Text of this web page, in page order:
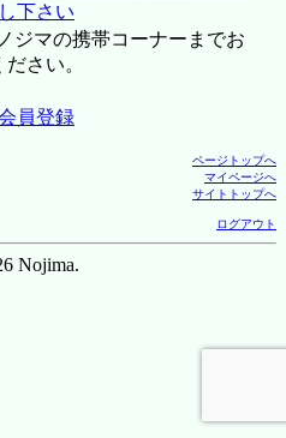
下さい
ジマの携帯コーナーまでお
さい。
員登録
ページトップへ
マイページへ
サイトトップへ
ログアウト
Nojima.